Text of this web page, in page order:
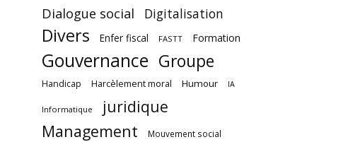
Dialogue social Digitalisation
Divers Enfer fiscal FASTT Formation
Gouvernance Groupe
Handicap Harcèlement moral Humour IA
Informatique
juridique
Management
Mouvement social